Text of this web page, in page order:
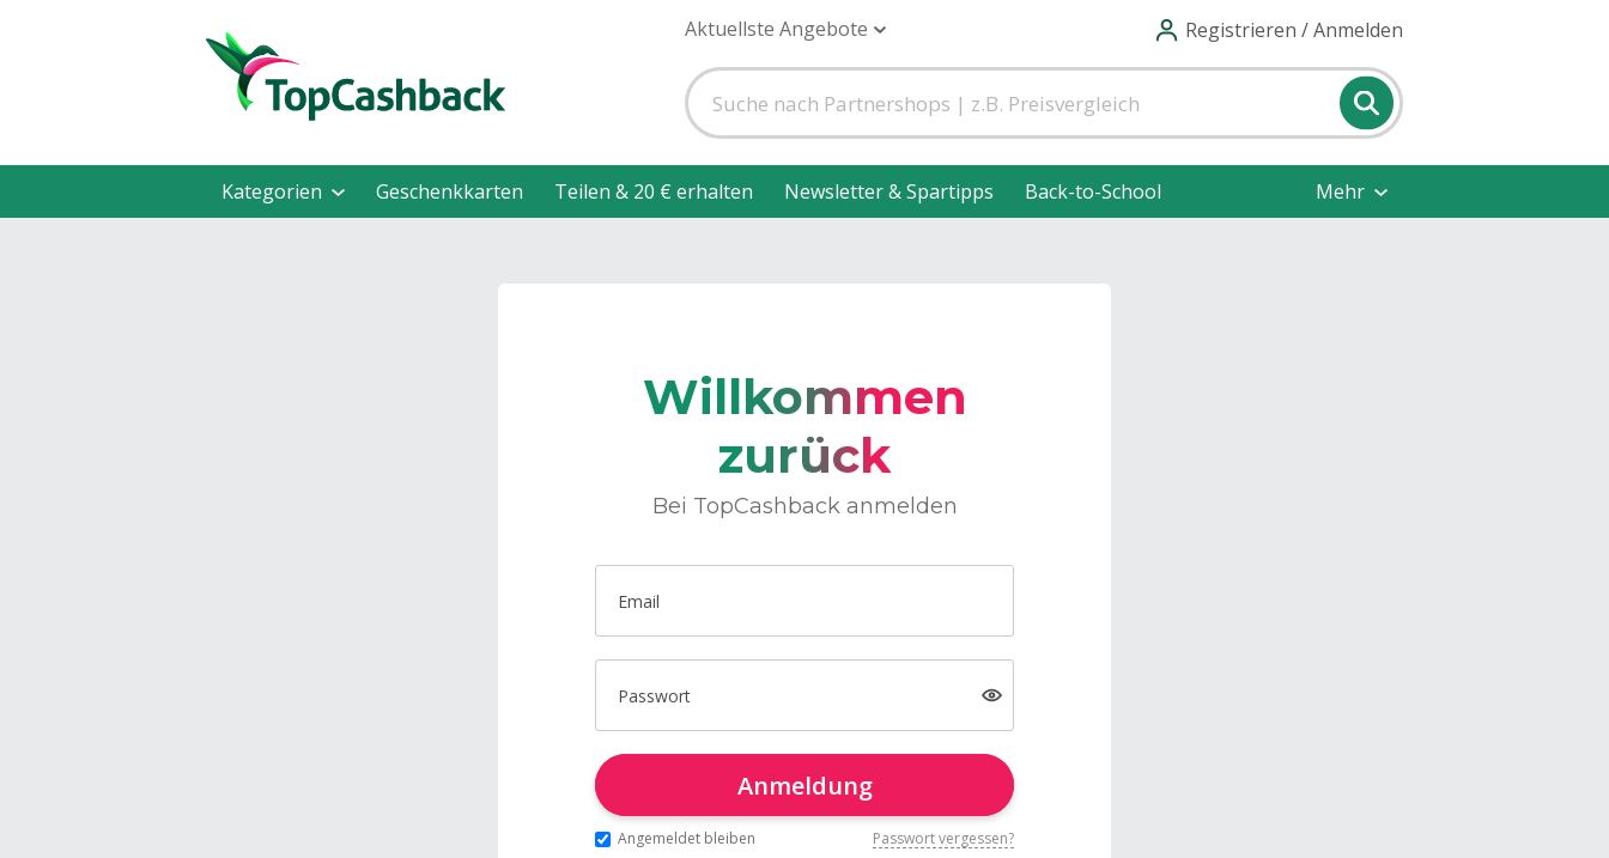
Aktuellste Angebote Registrieren / Anmelden
Kategorien Geschenkkarten Teilen & 20 € erhalten Newsletter & Spartipps Back-to-School Mehr
Willkommen
zurück
Bei TopCashback anmelden
Email
Passwort
Anmeldung
Angemeldet bleiben Passwort vergessen?